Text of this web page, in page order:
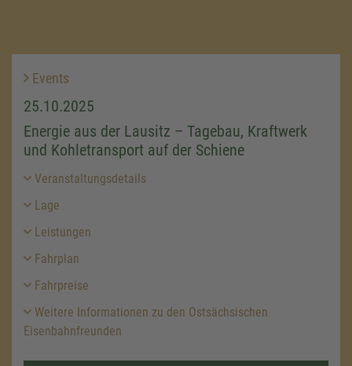
Events
25.10.2025
Energie aus der Lausitz – Tagebau, Kraftwerk
und Kohletransport auf der Schiene
Veranstaltungsdetails
Lage
Leistungen
Fahrplan
Fahrpreise
Weitere Informationen zu den Ostsächsischen
Eisenbahnfreunden